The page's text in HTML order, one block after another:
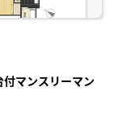
付マンスリーマン